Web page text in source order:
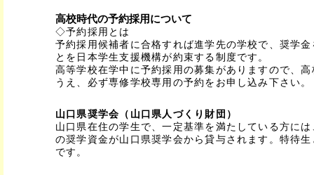
高校時代の予約採用について
◇予約採用とは
予約採用候補者に合格すれば進学先の学校で、奨学
とを日本学生支援機構が約束する制度です。
高等学校在学中に予約採用の募集がありますので、
うえ、必ず専修学校専用の予約をお申し込み下さい。
山口県奨学会（山口県人づくり財団）
山口県在住の学生で、一定基準を満たしている方に
の奨学資金が山口県奨学会から貸与されます。特待
です。